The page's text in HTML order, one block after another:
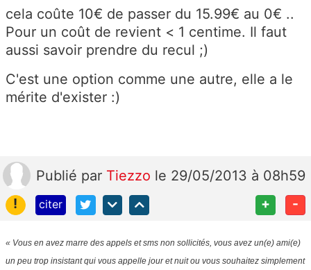
cela coûte 10€ de passer du 15.99€ au 0€ ..
Pour un coût de revient < 1 centime. Il faut
aussi savoir prendre du recul ;)
C'est une option comme une autre, elle a le
mérite d'exister :)
Publié par Tiezzo le 29/05/2013 à 08h59
!
citer + -
« Vous en avez marre des appels et sms non sollicités, vous avez un(e) ami(e)
un peu trop insistant qui vous appelle jour et nuit ou vous souhaitez simplement